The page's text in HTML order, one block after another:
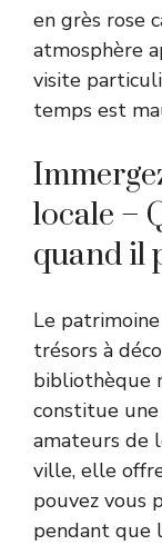
en grès rose
atmosphère
visite
temps est
locale –
quand il
Le
trésors à
bibliothèque
constitue
amateurs de
ville, elle
pouvez vous
pendant que